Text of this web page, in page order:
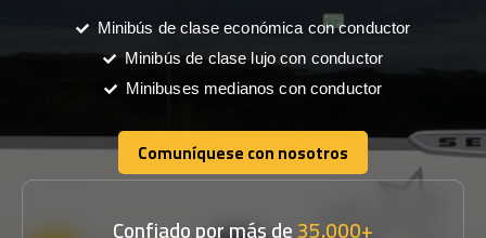
Minibús de clase económica con conductor
Minibús de clase lujo con conductor
Minibuses medianos con conductor
Comuníquese con nosotros
Comuníquese con nosotros